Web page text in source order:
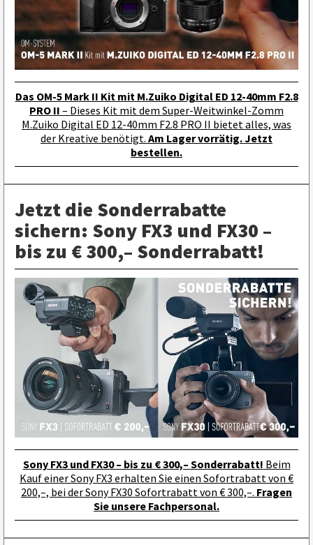
Das OM-5 Mark II Kit mit M.Zuiko Digital ED 12-40mm F2.8
PRO II – Dieses Kit mit dem Super-Weitwinkel-Zomm
M.Zuiko Digital ED 12-40mm F2.8 PRO II bietet alles, was
der Kreative benötigt. Am Lager vorrätig. Jetzt
bestellen.
Jetzt die Sonderrabatte
sichern: Sony FX3 und FX30 –
bis zu € 300,– Sonderrabatt!
Sony FX3 und FX30 – bis zu € 300,– Sonderrabatt! Beim
Kauf einer Sony FX3 erhalten Sie einen Sofortrabatt von €
200,–, bei der Sony FX30 Sofortrabatt von € 300,–. Fragen
Sie unsere Fachpersonal.